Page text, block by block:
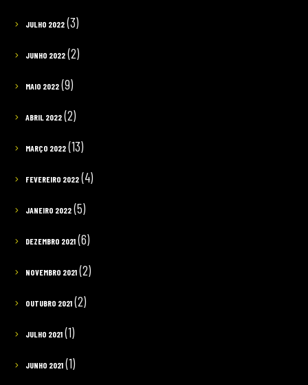
JULHO 2022(3)
JUNHO 2022(2)
MAIO 2022(9)
ABRIL 2022(2)
MARÇO 2022(13)
FEVEREIRO 2022(4)
JANEIRO 2022(5)
DEZEMBRO 2021(6)
NOVEMBRO 2021(2)
OUTUBRO 2021(2)
JULHO 2021(1)
JUNHO 2021(1)